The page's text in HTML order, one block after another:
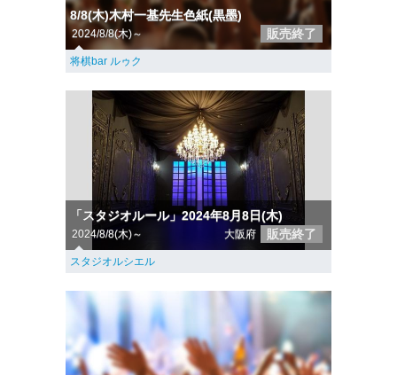
8/8(木)木村一基先生色紙(黒墨)
2024/8/8(木)～ 販売終了
将棋bar ルゥク
「スタジオルール」2024年8月8日(木)
2024/8/8(木)～ 大阪府 販売終了
スタジオルシエル